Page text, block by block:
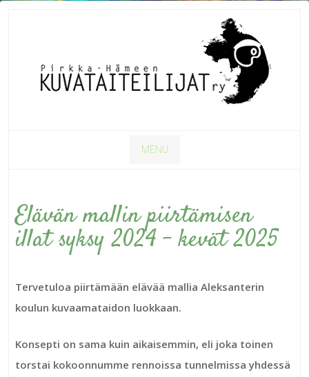
MENU
Elävän mallin piirtämisen
illat syksy 2024 – kevät 2025
Tervetuloa piirtämään elävää mallia Aleksanterin
koulun kuvaamataidon luokkaan.
Konsepti on sama kuin aikaisemmin, eli joka toinen
torstai kokoonnumme rennoissa tunnelmissa yhdessä